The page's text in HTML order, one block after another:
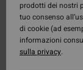
prodotti dei nostri
tuo consenso
di cookie (ad
informazioni
sulla privacy.